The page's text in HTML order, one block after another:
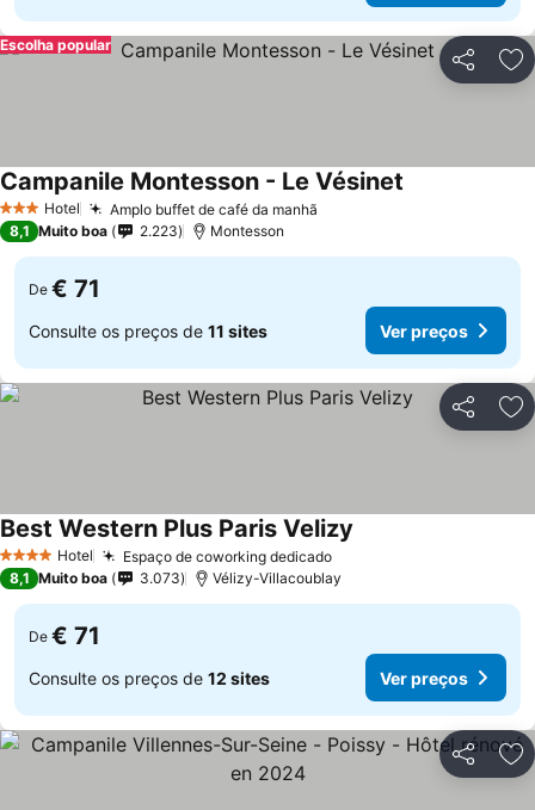
Partilhar
Escolha popular
3 EstrelasHotel Amplo buffet de café da manhã
Campanile Montesson - Le Vésinet
8,1 Muito boa 2.223 Montesson
De € 71
Consulte os preços de 11 sites Ver preços
Partilhar
4 EstrelasHotel Espaço de coworking dedicadoVer preços
Best Western Plus Paris Velizy
8,1 Muito boa 3.073 Vélizy-Villacoublay
De € 71
Consulte os preços de 12 sites Ver preços
Partilhar